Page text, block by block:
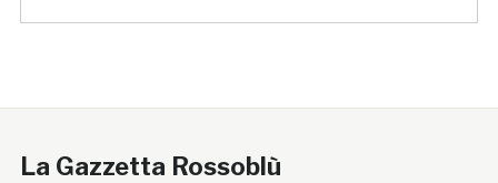
La Gazzetta Rossoblù